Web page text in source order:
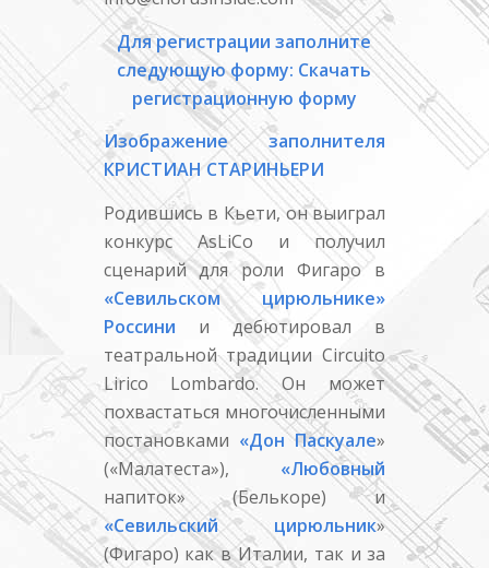
Для регистрации заполните
следующую форму: Скачать
регистрационную форму
Изображение заполнителя
КРИСТИАН СТАРИНЬЕРИ
Родившись в Кьети, он выиграл
конкурс AsLiCo и получил
сценарий для роли Фигаро в
«Севильском цирюльнике»
Россини и дебютировал в
театральной традиции Circuito
Lirico Lombardo. Он может
похвастаться многочисленными
постановками «Дон Паскуале»
(«Малатеста»), «Любовный
напиток» (Белькоре) и
«Севильский цирюльник»
(Фигаро) как в Италии, так и за